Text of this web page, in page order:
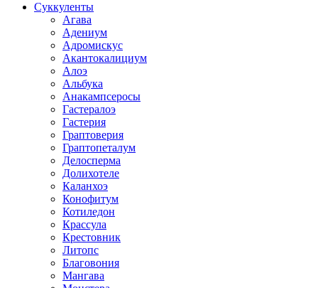
Суккуленты
Агава
Адениум
Адромискус
Акантокалициум
Алоэ
Альбука
Анакампсеросы
Гастералоэ
Гастерия
Граптоверия
Граптопеталум
Делосперма
Долихотеле
Каланхоэ
Конофитум
Котиледон
Крассула
Крестовник
Литопс
Благовония
Мангава